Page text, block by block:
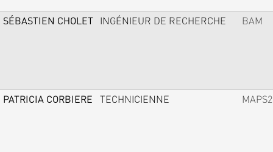
SÉBASTIEN CHOLET INGÉNIEUR DE RECHERCHE BAM
PATRICIA CORBIERE TECHNICIENNE MAPS2